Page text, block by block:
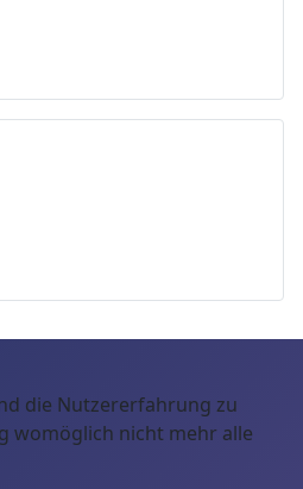
die Nutzererfahrung zu
womöglich nicht mehr alle